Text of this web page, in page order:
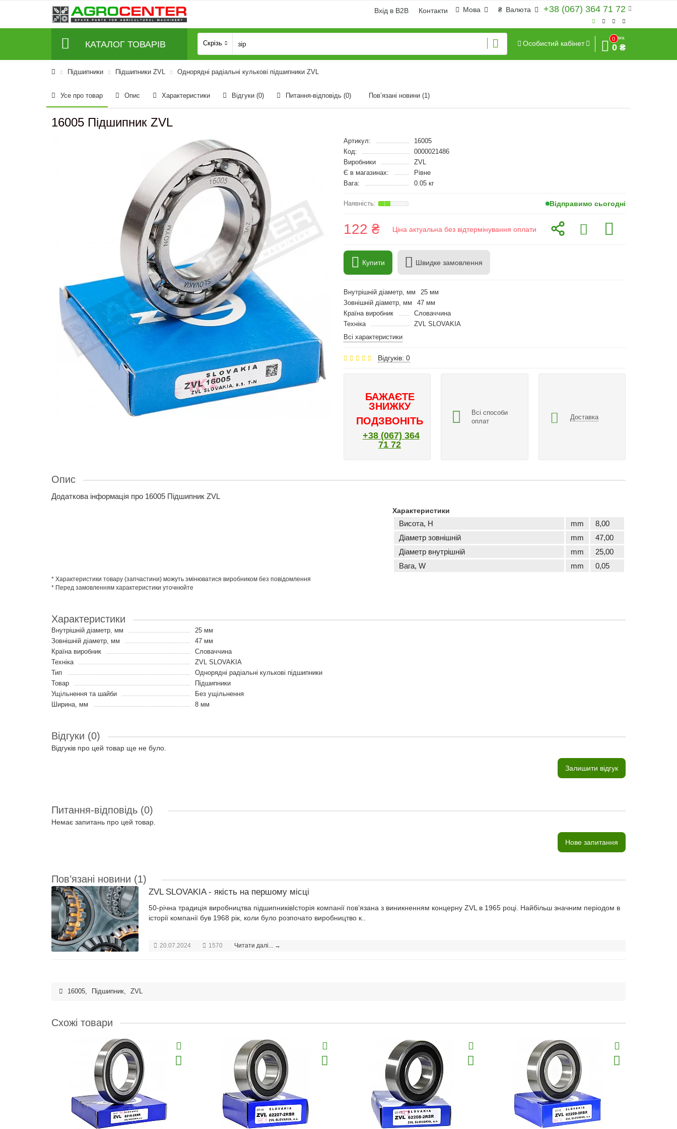
+38 (067) 364 71 72
₴ Валюта
Мова
Вхід в B2B Контакти
КАТАЛОГ ТОВАРІВ Скрізь Особистий кабінет
0
Сума
0 ₴
Підшипники Підшипники ZVL Однорядні радіальні кулькові підшипники ZVL
Усе про товар Опис Характеристики Відгуки (0) Питання-відповідь (0) Пов’язані новини (1)
16005 Підшипник ZVL
Артикул:
16005
Код:
0000021486
Виробники
ZVL
Є в магазинах:
Рівне
Вага:
0.05 кг
Відправимо сьогодні
122 ₴ Ціна актуальна без відтермінування оплати
Купити Швидке замовлення
Внутрішній діаметр, мм
25 мм
Зовнішній діаметр, мм
47 мм
Країна виробник
Словаччина
Техніка
ZVL SLOVAKIA
Всі характеристики
Відгуків: 0
БАЖАЄТЕ
ЗНИЖКУ
ПОДЗВОНІТЬ
+38 (067) 364
71 72
Всі способи
оплат
Доставка
Опис
Додаткова інформація про 16005 Підшипник ZVL
Характеристики
Висота, H mm
8,00
Діаметр зовнішній
mm
47,00
Діаметр внутрішній
mm
25,00
Вага, W
mm 0,05
* Характеристики товару (запчастини) можуть змінюватися виробником без повідомлення
* Перед замовленням характеристики уточнюйте
Характеристики
Внутрішній діаметр, мм
25 мм
Зовнішній діаметр, мм
47 мм
Країна виробник
Словаччина
Техніка
ZVL SLOVAKIA
Тип
Однорядні радіальні кулькові підшипники
Товар
Підшипники
Ущільнення та шайби
Без ущільнення
Ширина, мм
8 мм
Відгуки (0)
Відгуків про цей товар ще не було.
Залишити відгук
Питання-відповідь (0)
Немає запитань про цей товар.
Нове запитання
Пов’язані новини (1)
ZVL SLOVAKIA - якість на першому місці
50-річна традиція виробництва підшипниківІсторія компанії пов’язана з виникненням концерну ZVL в 1965 році. Найбільш значним періодом в
історії компанії був 1968 рік, коли було розпочато виробництво к..
20.07.2024 1570 Читати далі... →
16005, Підшипник, ZVL
Схожі товари